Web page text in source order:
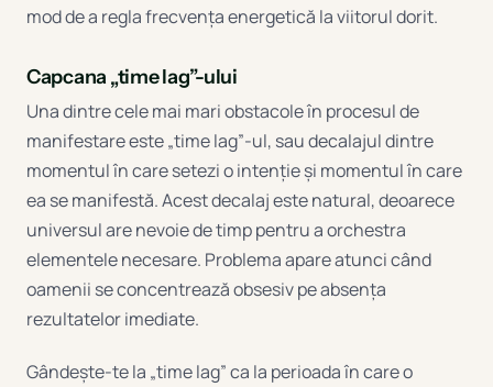
mod de a regla frecvența energetică la viitorul dorit.
Capcana „time lag”-ului
Una dintre cele mai mari obstacole în procesul de
manifestare este „time lag”-ul, sau decalajul dintre
momentul în care setezi o intenție și momentul în care
ea se manifestă. Acest decalaj este natural, deoarece
universul are nevoie de timp pentru a orchestra
elementele necesare. Problema apare atunci când
oamenii se concentrează obsesiv pe absența
rezultatelor imediate.
Gândește-te la „time lag” ca la perioada în care o